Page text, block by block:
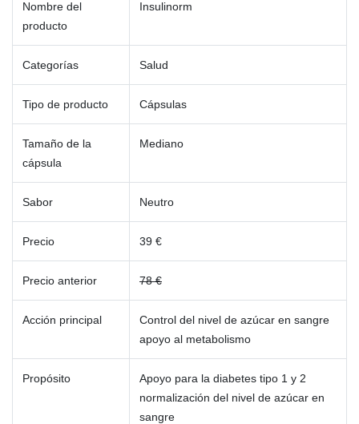
Nombre del
producto
Insulinorm
Categorías Salud
Tipo de producto Cápsulas
Tamaño de la
cápsula
Mediano
Sabor Neutro
Precio 39 €
Precio anterior 78 €
Acción principal
Control del nivel de azúcar en sangre
apoyo al metabolismo
Propósito
Apoyo para la diabetes tipo 1 y 2
normalización del nivel de azúcar en
sangre